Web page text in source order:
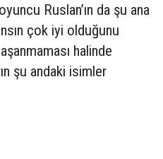
Ruslan’ın da şu ana
çok iyi olduğunu
halinde
şu andaki isimler